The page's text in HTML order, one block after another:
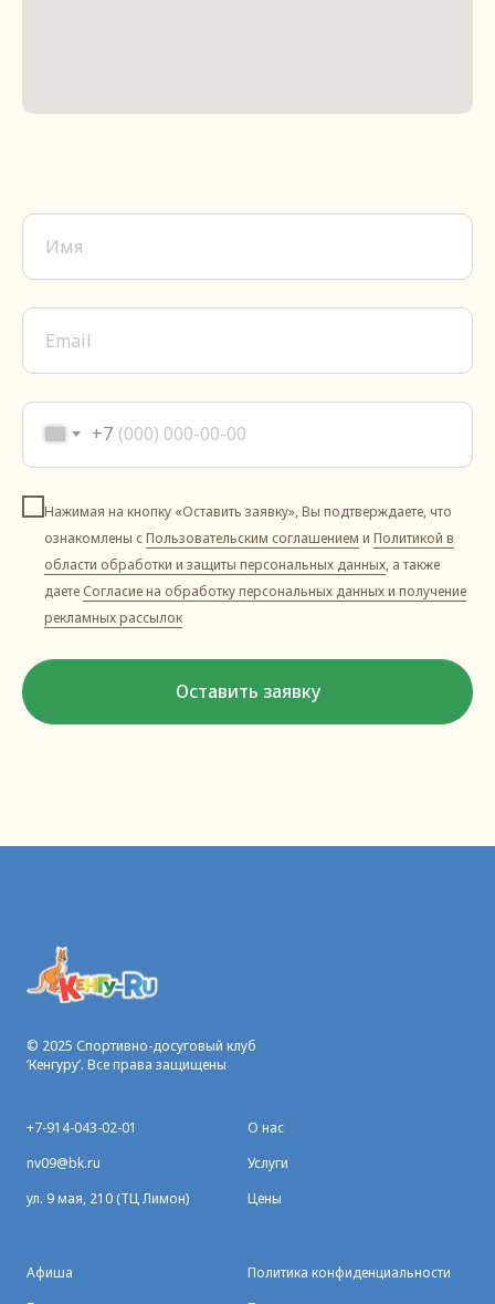
+7
Нажимая на кнопку «Оставить заявку», Вы подтверждаете, что
ознакомлены с Пользовательским соглашением и Политикой в
области обработки и защиты персональных данных, а также
даете Согласие на обработку персональных данных и получение
рекламных рассылок
Оставить заявку
© 2025 Спортивно-досуговый клуб
‘Кенгуру’. Все права защищены
+7-914-043-02-01
nv09@bk.ru
ул. 9 мая, 210 (ТЦ Лимон)
О нас
Услуги
Цены
Афиша
Политика конфиденциальности